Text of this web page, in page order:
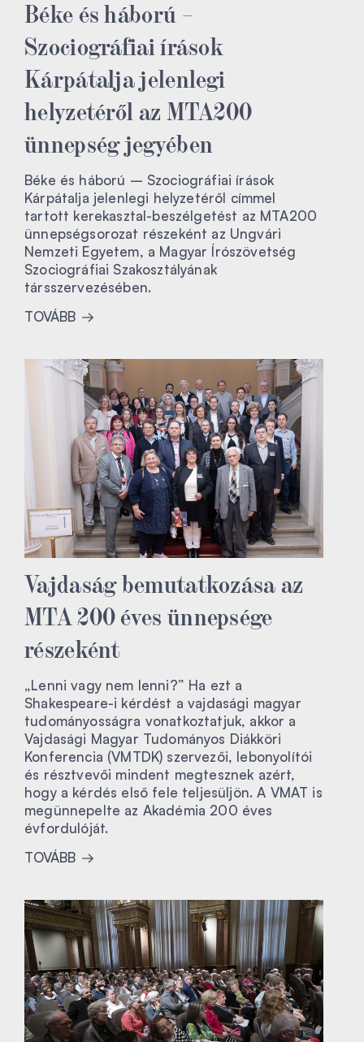
Béke és háború –
Szociográfiai írások
Kárpátalja jelenlegi
helyzetéről az MTA200
ünnepség jegyében
Béke és háború – Szociográfiai írások
Kárpátalja jelenlegi helyzetéről címmel
tartott kerekasztal-beszélgetést az MTA200
ünnepségsorozat részeként az Ungvári
Nemzeti Egyetem, a Magyar Írószövetség
Szociográfiai Szakosztályának
társszervezésében.
TOVÁBB
Vajdaság bemutatkozása az
MTA 200 éves ünnepsége
részeként
„Lenni vagy nem lenni?” Ha ezt a
Shakespeare-i kérdést a vajdasági magyar
tudományosságra vonatkoztatjuk, akkor a
Vajdasági Magyar Tudományos Diákköri
Konferencia (VMTDK) szervezői, lebonyolítói
és résztvevői mindent megtesznek azért,
hogy a kérdés első fele teljesüljön. A VMAT is
megünnepelte az Akadémia 200 éves
évfordulóját.
TOVÁBB